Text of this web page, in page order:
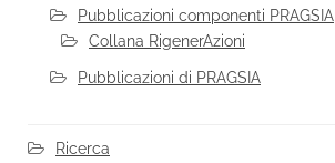
Pubblicazioni componenti PRAGSIA
Collana RigenerAzioni
Pubblicazioni di PRAGSIA
Ricerca